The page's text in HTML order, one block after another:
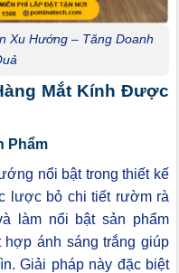
Xu Hướng – Tăng Doanh
Mắt Kính Được
Phẩm
nổi bật trong thiết kế
lược bỏ chi tiết rườm rà
làm nổi bật sản phẩm
hợp ánh sáng trắng giúp
Giải pháp này đặc biệt